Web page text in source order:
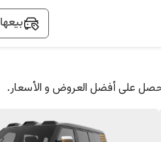
بيعها
على أفضل العروض و الأسعار.